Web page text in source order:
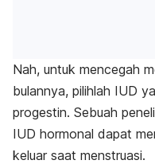
Nah, untuk mencegah
bulannya, pilihlah IUD
progestin. Sebuah
IUD hormonal dapat
keluar saat menstruasi.